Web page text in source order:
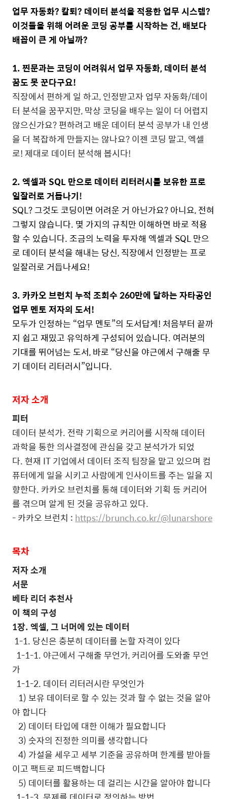
업무 자동화? 칼퇴? 데이터 분석을 적용한 업무 시스템?
이것들을 위해 어려운 코딩 공부를 시작하는 건,배보다
배꼽이 큰 게 아닐까?
1.찐문과는 코딩이 어려워서 업무 자동화,데이터 분석
꿈도 못 꾼다구요!
직장에서 편하게 일 하고,인정받고자 업무 자동화/데이
터 분석을 꿈꾸지만,막상 코딩을 배우는 일이 더 어렵지
않으신가요?편하려고 배운 데이터 분석 공부가 내 인생
을 더 복잡하게 만들지는 않나요?이젠 코딩 말고,엑셀
로! 제대로 데이터 분석해 봅시다!
2.엑셀과SQL만으로 데이터 리터러시를 보유한 프로
일잘러로 거듭나기!
SQL?그것도 코딩이면 어려운 거 아닌가요?아니요,전혀
그렇지 않습니다. 몇 가지의 규칙만 이해하면 바로 적용
할 수 있습니다.조금의 노력을 투자해 엑셀과 SQL만으
로 데이터 분석을 해내는 당신,직장에서 인정받는 프로
일잘러로 거듭나세요!
3.카카오 브런치 누적 조회수260만에 달하는 자타공인
업무 멘토 저자의 도서!
모두가 인정하는 “업무 멘토”의 도서답게! 처음부터 끝까
지 쉽고 재밌고 유익하게 구성되어 있습니다. 여러분의
기대를 뛰어넘는 도서,바로 “당신을 야근에서 구해줄 무
기 데이터 리터러시”입니다.
저자 소개
피터
데이터 분석가. 전략 기획으로 커리어를 시작해 데이터
과학을 통한 의사결정에 관심을 갖고 분석가가 되었
다. 현재 IT기업에서 데이터 조직 팀장을 맡고 있으며 컴
퓨터에게 일을 시키고 사람에게 인사이트를 주는 일을 지
향한다. 카카오 브런치를 통해 데이터와 기획 등 커리어
를 겪으며 알게 된 것을 공유하고 있다.
-카카오 브런치 : https://brunch.co.kr/@lunarshore
목차
저자 소개
서문
베타 리더 추천사
이 책의 구성
1장.엑셀,그 너머에 있는 데이터
1-1. 당신은 충분히 데이터를 논할 자격이 있다
1-1-1. 야근에서 구해줄 무언가,커리어를 도와줄 무언
가
1-1-2. 데이터 리터러시란 무엇인가
1) 보유 데이터로 할 수 있는 것과 할 수 없는 것을 알아
야 합니다
2) 데이터 타입에 대한 이해가 필요합니다
3) 숫자의 진정한 의미를 생각합니다
4) 가설을 세우고 세부 기준을 공유하며 한계를 받아들
이고 팩트로 피드백합니다
5) 데이터를 활용하는 데 걸리는 시간을 알아야 합니다